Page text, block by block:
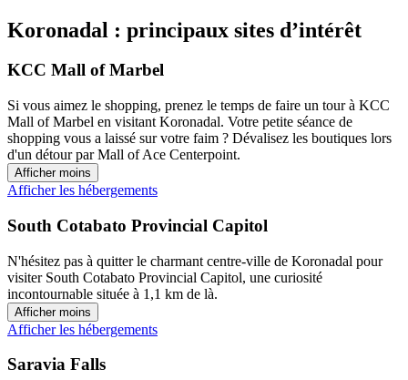
Koronadal : principaux sites d’intérêt
KCC Mall of Marbel
Si vous aimez le shopping, prenez le temps de faire un tour à KCC
Mall of Marbel en visitant Koronadal. Votre petite séance de
shopping vous a laissé sur votre faim ? Dévalisez les boutiques lors
d'un détour par Mall of Ace Centerpoint.
Afficher moins
Afficher les hébergements
South Cotabato Provincial Capitol
N'hésitez pas à quitter le charmant centre-ville de Koronadal pour
visiter South Cotabato Provincial Capitol, une curiosité
incontournable située à 1,1 km de là.
Afficher moins
Afficher les hébergements
Saravia Falls